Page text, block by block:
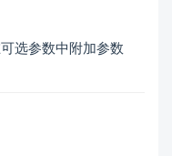
选参数中附加参数